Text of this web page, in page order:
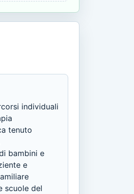
individuali
tenuto
bambini e
e
scuole del